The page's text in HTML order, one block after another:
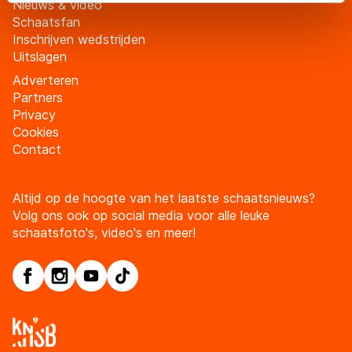
adequaat beschermingsniveau geldt volgens de GDPR.
Door op ‘Toestaan’ te klikken, stemt u in met deze
overdracht. Meer informatie vindt u in ons
Nieuws & video
Schaatsfan
Inschrijven wedstrijden
Uitslagen
Adverteren
Partners
Privacy
Cookies
Contact
Altijd op de hoogte van het laatste schaatsnieuws?
Volg ons ook op social media voor alle leuke
schaatsfoto's, video's en meer!